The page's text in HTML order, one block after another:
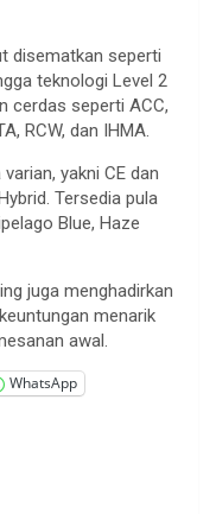
disematkan seperti
teknologi Level 2
cerdas seperti ACC,
RCW, dan IHMA.
yakni CE dan
Tersedia pula
Blue, Haze
juga menghadirkan
menarik
awal.
WhatsApp